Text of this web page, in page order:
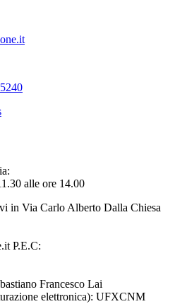
alle ore 14.00
in Via Carlo Alberto Dalla Chiesa
P.E.C:
Francesco Lai
elettronica): UFXCNM